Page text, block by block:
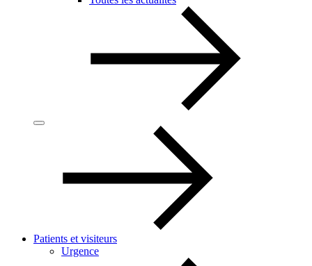
Patients et visiteurs
Urgence